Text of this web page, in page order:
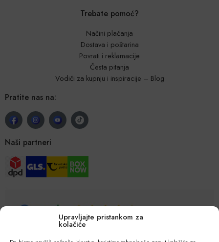
Upravljajte pristankom za
kolačiće
Trebate pomoć?
Načini plaćanja
Dostava i poštarina
Povrati i reklamacije
Česta pitanja
Vodiči za kupnju i inspiracije – Blog
Pratite nas na:
Naši partneri